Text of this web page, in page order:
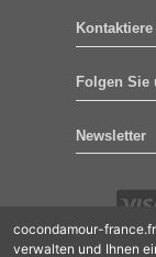
Folgen Sie
Newsletter
cocondamour-
verwalten und Ihnen